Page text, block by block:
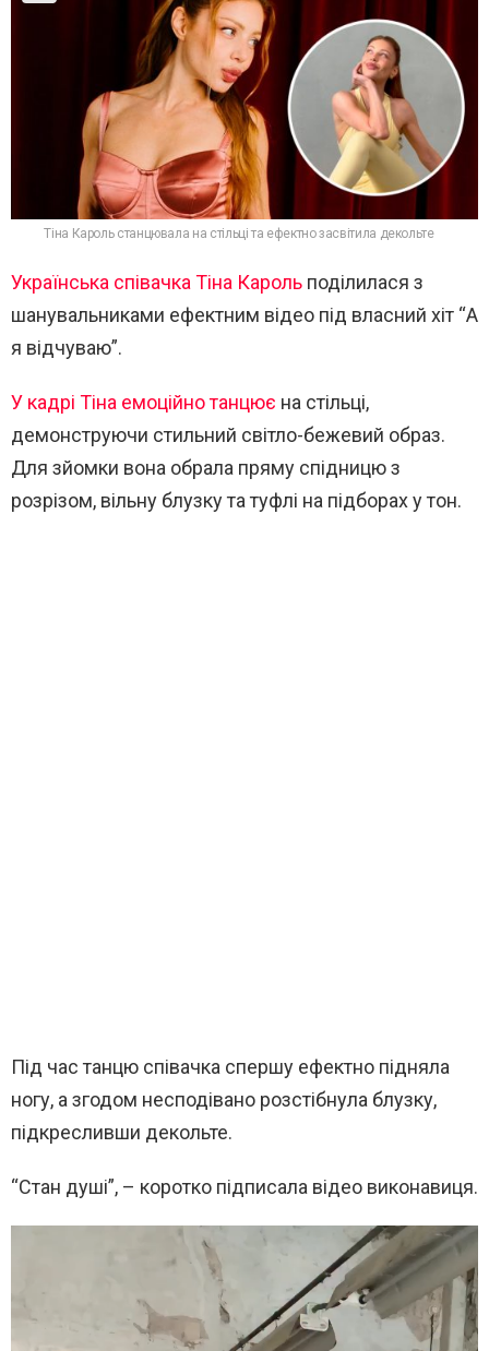
Тіна Кароль станцювала на стільці та ефектно засвітила декольте
Українська співачкаТіна Кароль поділилася з
шанувальниками ефектним відео під власний хіт “А
я відчуваю”.
У кадрі Тіна емоційно танцює на стільці,
демонструючи стильний світло-бежевий образ.
Для зйомки вона обрала пряму спідницю з
розрізом, вільну блузку та туфлі на підборах у тон.
Під час танцю співачка спершу ефектно підняла
ногу, а згодом несподівано розстібнула блузку,
підкресливши декольте.
“Стан душі”, – коротко підписала відео виконавиця.